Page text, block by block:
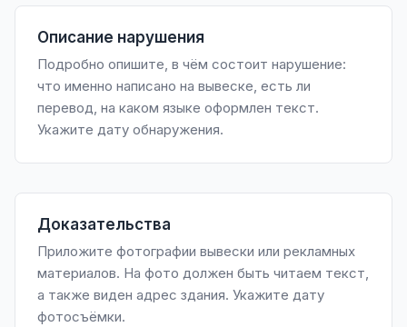
Описание нарушения
Подробно опишите, в чём состоит нарушение:
что именно написано на вывеске, есть ли
перевод, на каком языке оформлен текст.
Укажите дату обнаружения.
Доказательства
Приложите фотографии вывески или рекламных
материалов. На фото должен быть читаем текст,
а также виден адрес здания. Укажите дату
фотосъёмки.